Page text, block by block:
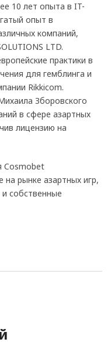
10 лет опыта в IT-
опыт в
компаний,
LTD.
практики в
для гемблинга и
Rikkicom.
Зборовского
в сфере азартных
лицензию на
Cosmobet
рынке азартных игр,
собственные